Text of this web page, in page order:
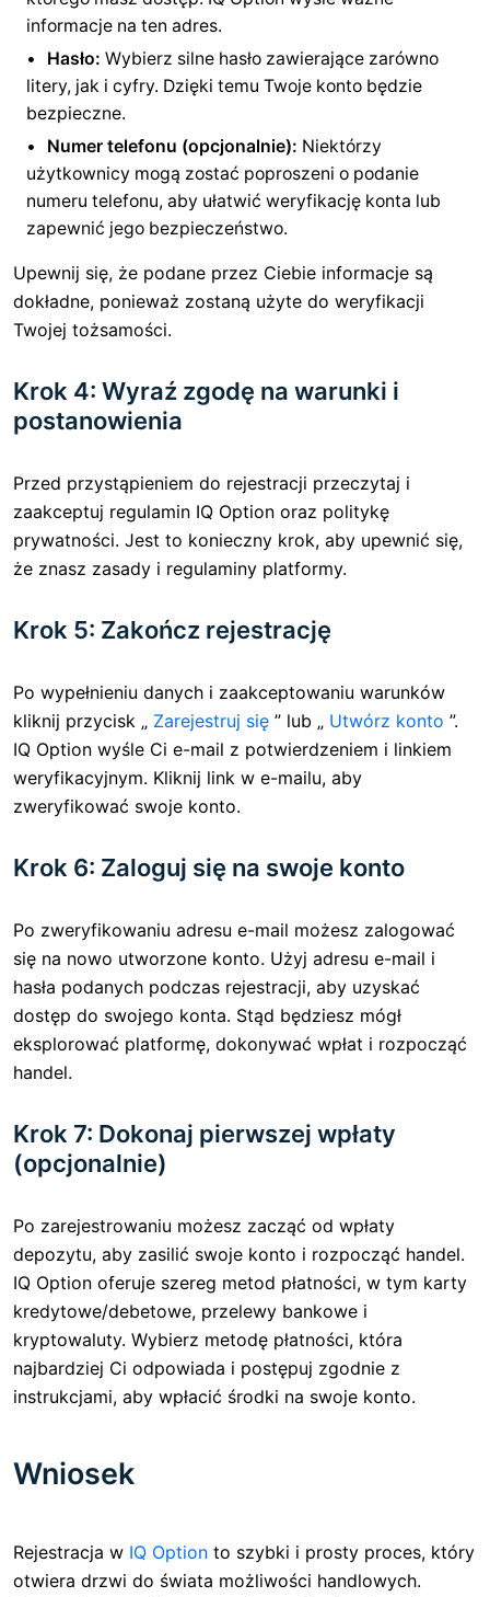
informacje na ten adres.
Hasło: Wybierz silne hasło zawierające zarówno
litery, jak i cyfry. Dzięki temu Twoje konto będzie
bezpieczne.
Numer telefonu (opcjonalnie): Niektórzy
użytkownicy mogą zostać poproszeni o podanie
numeru telefonu, aby ułatwić weryfikację konta lub
zapewnić jego bezpieczeństwo.
Upewnij się, że podane przez Ciebie informacje są
dokładne, ponieważ zostaną użyte do weryfikacji
Twojej tożsamości.
Krok 4: Wyraź zgodę na warunki i
postanowienia
Przed przystąpieniem do rejestracji przeczytaj i
zaakceptuj regulamin IQ Option oraz politykę
prywatności. Jest to konieczny krok, aby upewnić się,
że znasz zasady i regulaminy platformy.
Krok 5: Zakończ rejestrację
Po wypełnieniu danych i zaakceptowaniu warunków
kliknij przycisk „ Zarejestruj się ” lub „ Utwórz konto ”.
IQ Option wyśle ​​Ci e-mail z potwierdzeniem i linkiem
weryfikacyjnym. Kliknij link w e-mailu, aby
zweryfikować swoje konto.
Krok 6: Zaloguj się na swoje konto
Po zweryfikowaniu adresu e-mail możesz zalogować
się na nowo utworzone konto. Użyj adresu e-mail i
hasła podanych podczas rejestracji, aby uzyskać
dostęp do swojego konta. Stąd będziesz mógł
eksplorować platformę, dokonywać wpłat i rozpocząć
handel.
Krok 7: Dokonaj pierwszej wpłaty
(opcjonalnie)
Po zarejestrowaniu możesz zacząć od wpłaty
depozytu, aby zasilić swoje konto i rozpocząć handel.
IQ Option oferuje szereg metod płatności, w tym karty
kredytowe/debetowe, przelewy bankowe i
kryptowaluty. Wybierz metodę płatności, która
najbardziej Ci odpowiada i postępuj zgodnie z
instrukcjami, aby wpłacić środki na swoje konto.
Wniosek
Rejestracja w IQ Option to szybki i prosty proces, który
otwiera drzwi do świata możliwości handlowych.